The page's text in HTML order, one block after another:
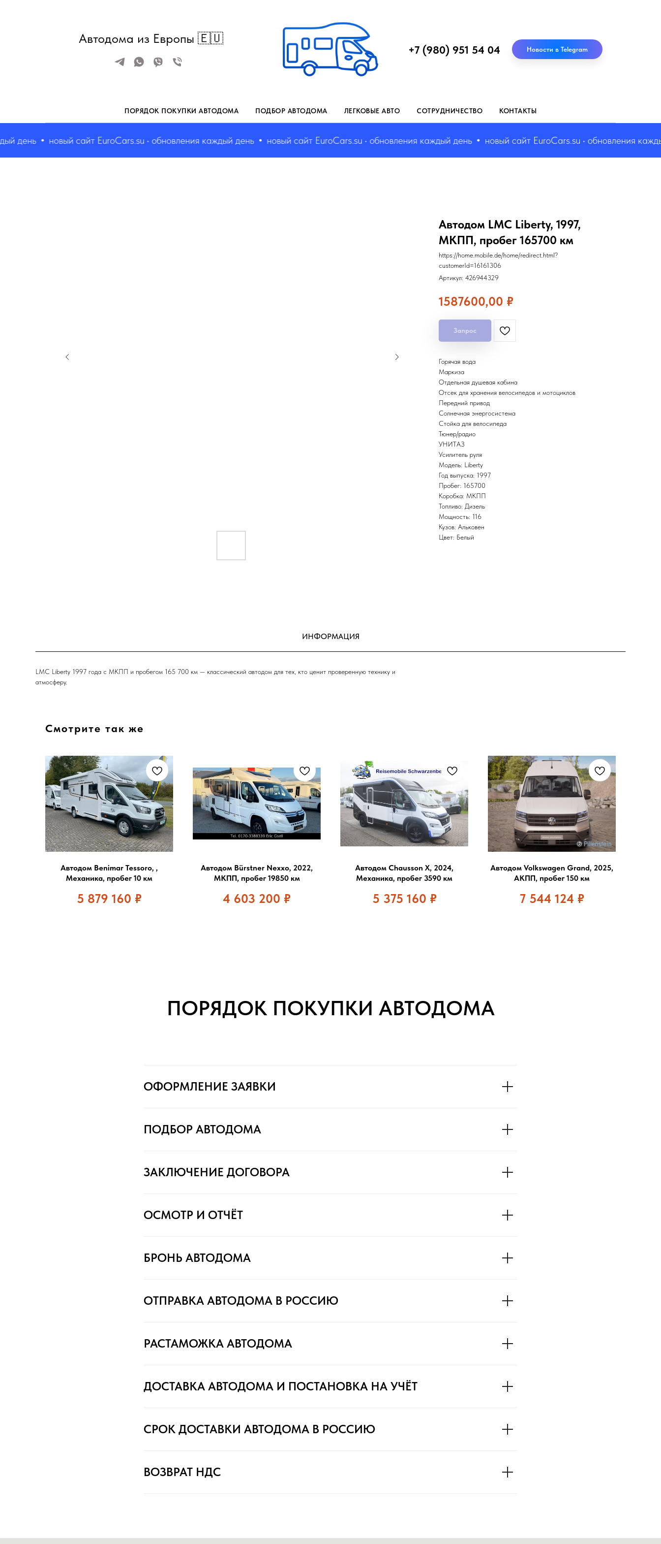
Автодома из Европы 🇪🇺
+7 (980) 951 54 04 Новости в Telegram
ПОРЯДОК ПОКУПКИ АВТОДОМА ПОДБОР АВТОДОМА ЛЕГКОВЫЕ АВТО СОТРУДНИЧЕСТВО КОНТАКТЫ
новый сайт EuroCars.su • обновления каждый день новый сайт EuroCars.su • обновления каждый день новый сайт EuroCars.su • обновления каждый
Автодом LMC Liberty, 1997,
МКПП, пробег 165700 км
https://home.mobile.de/home/redirect.html?
customerId=16161306
Артикул: 426944329
1587600,00 ₽
Запрос
Горячая вода
Маркиза
Отдельная душевая кабина
Отсек для хранения велосипедов и мотоциклов
Передний привод
Солнечная энергосистема
Стойка для велосипеда
Тюнер/радио
УНИТАЗ
Усилитель руля
Модель: Liberty
Год выпуска: 1997
Пробег: 165700
Коробка: МКПП
Топливо: Дизель
Мощность: 116
Кузов: Альковен
Цвет: Белый
ИНФОРМАЦИЯ
LMC Liberty 1997 года с МКПП и пробегом 165 700 км — классический автодом для тех, кто ценит проверенную технику и
атмосферу.
Смотрите так же
Автодом Benimar Tessoro, ,
Механика, пробег 10 км
5 879 160 ₽
Автодом Bürstner Nexxo, 2022,
МКПП, пробег 19850 км
4 603 200 ₽
Автодом Chausson X, 2024,
Механика, пробег 3590 км
5 375 160 ₽
Автодом Volkswagen Grand, 2025,
АКПП, пробег 150 км
7 544 124 ₽
ПОРЯДОК ПОКУПКИ АВТОДОМА
ОФОРМЛЕНИЕ ЗАЯВКИ
ПОДБОР АВТОДОМА
ЗАКЛЮЧЕНИЕ ДОГОВОРА
ОСМОТР И ОТЧЁТ
БРОНЬ АВТОДОМА
ОТПРАВКА АВТОДОМА В РОССИЮ
РАСТАМОЖКА АВТОДОМА
ДОСТАВКА АВТОДОМА И ПОСТАНОВКА НА УЧЁТ
СРОК ДОСТАВКИ АВТОДОМА В РОССИЮ
ВОЗВРАТ НДС